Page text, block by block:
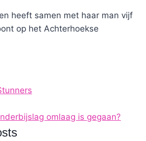
heeft samen met haar man vijf
op het Achterhoekse
omlaag is gegaan?